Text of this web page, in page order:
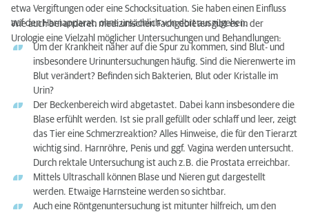
etwa Vergiftungen oder eine Schocksituation. Sie haben einen Einfluss
auf den Harnapparat, ohne ursächlich von dort auszugehen.
Wie auch bei anderen medizinischen Fachgebieten gibt es in der
Urologie eine Vielzahl möglicher Untersuchungen und Behandlungen:
Um der Krankheit näher auf die Spur zu kommen, sind Blut- und
insbesondere Urinuntersuchungen häufig. Sind die Nierenwerte im
Blut verändert? Befinden sich Bakterien, Blut oder Kristalle im
Urin?
Der Beckenbereich wird abgetastet. Dabei kann insbesondere die
Blase erfühlt werden. Ist sie prall gefüllt oder schlaff und leer, zeigt
das Tier eine Schmerzreaktion? Alles Hinweise, die für den Tierarzt
wichtig sind. Harnröhre, Penis und ggf. Vagina werden untersucht.
Durch rektale Untersuchung ist auch z.B. die Prostata erreichbar.
Mittels Ultraschall können Blase und Nieren gut dargestellt
werden. Etwaige Harnsteine werden so sichtbar.
Auch eine Röntgenuntersuchung ist mitunter hilfreich, um den